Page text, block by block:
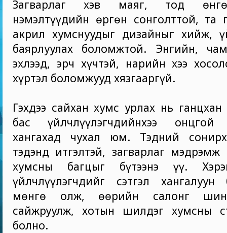
Загварлаг хэв маяг, тод
нэмэлтүүдийн өргөн сонголттой, та
акрил хумснуудыг дизайныг хийж,
баярлуулах боломжтой. Энгийн,
эхлээд, эрч хүчтэй, нарийн хээ
хүртэл боломжууд хязгааргүй.
Гэхдээ сайхан хумс урлах нь
бас үйлчлүүлэгчдийнхээ онцгой
хангахад чухал юм. Тэдний
тэдэнд итгэлтэй, загварлаг мэдрэмж
хумсны багцыг бүтээнэ үү.
үйлчлүүлэгчдийг сэтгэл
мөнгө олж, өөрийн салонг шинэ
сайжруулж, хотын шилдэг хумсны
болно.